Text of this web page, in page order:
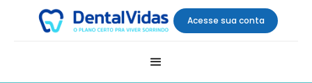
Acesse sua conta